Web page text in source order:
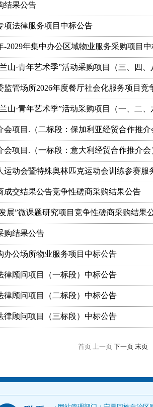
结果公告
项法律服务项目中标公告
2029年集中办公区域物业服务采购项目
·青年艺术季”活动采购项目（三、四
管场所2026年度餐厅社会化服务项目竞
·青年艺术季”活动采购项目（一、二
项目.（二标段：保加利亚经贸合作推
项目.（一标段：意大利经贸合作推介
动会暨特殊奥林匹克运动会训练参赛服
交结果公告竞争性磋商采购结果公告
展”微课题研究项目竞争性磋商采购结果
购结果公告
公场所物业服务项目中标公告
律顾问项目（一标段）中标公告
律顾问项目（二标段）中标公告
律顾问项目（三标段）中标公告
首页 上一页 下一页 末页